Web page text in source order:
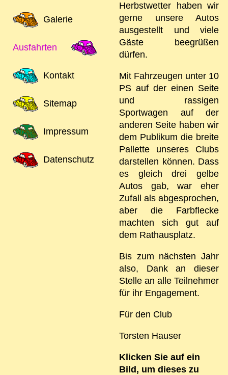
Herbstwetter haben wir
gerne unsere Autos
ausgestellt und viele
Gäste beegrüßen
dürfen.
Mit Fahrzeugen unter 10
PS auf der einen Seite
und rassigen
Sportwagen auf der
anderen Seite haben wir
dem Publikum die breite
Pallette unseres Clubs
darstellen können. Dass
es gleich drei gelbe
Autos gab, war eher
Zufall als abgesprochen,
aber die Farbflecke
machten sich gut auf
dem Rathausplatz.
Bis zum nächsten Jahr
also, Dank an dieser
Stelle an alle Teilnehmer
für ihr Engagement.
Für den Club
Torsten Hauser
Klicken Sie auf ein
Bild, um dieses zu
Galerie
Ausfahrten
Kontakt
Sitemap
Impressum
Datenschutz